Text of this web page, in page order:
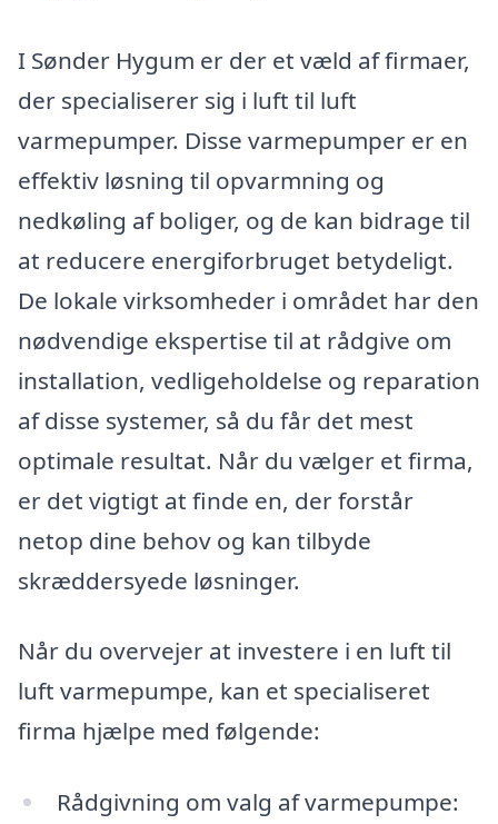
I Sønder Hygum er der et væld af firmaer,
der specialiserer sig i luft til luft
varmepumper. Disse varmepumper er en
effektiv løsning til opvarmning og
nedkøling af boliger, og de kan bidrage til
at reducere energiforbruget betydeligt.
De lokale virksomheder i området har den
nødvendige ekspertise til at rådgive om
installation, vedligeholdelse og reparation
af disse systemer, så du får det mest
optimale resultat. Når du vælger et firma,
er det vigtigt at finde en, der forstår
netop dine behov og kan tilbyde
skræddersyede løsninger.
Når du overvejer at investere i en luft til
luft varmepumpe, kan et specialiseret
firma hjælpe med følgende:
Rådgivning om valg af varmepumpe: